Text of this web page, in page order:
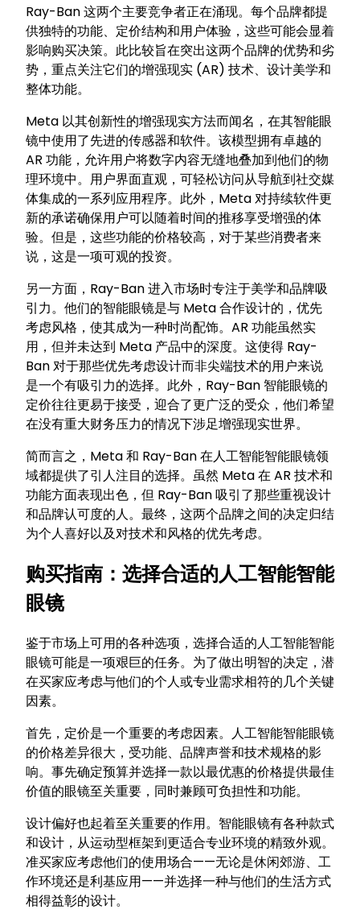
Ray-Ban 这两个主要竞争者正在涌现。每个品牌都提
供独特的功能、定价结构和用户体验，这些可能会显着
影响购买决策。此比较旨在突出这两个品牌的优势和劣
势，重点关注它们的增强现实 (AR) 技术、设计美学和
整体功能。
Meta 以其创新性的增强现实方法而闻名，在其智能眼
镜中使用了先进的传感器和软件。该模型拥有卓越的
AR 功能，允许用户将数字内容无缝地叠加到他们的物
理环境中。用户界面直观，可轻松访问从导航到社交媒
体集成的一系列应用程序。此外，Meta 对持续软件更
新的承诺确保用户可以随着时间的推移享受增强的体
验。但是，这些功能的价格较高，对于某些消费者来
说，这是一项可观的投资。
另一方面，Ray-Ban 进入市场时专注于美学和品牌吸
引力。他们的智能眼镜是与 Meta 合作设计的，优先
考虑风格，使其成为一种时尚配饰。AR 功能虽然实
用，但并未达到 Meta 产品中的深度。这使得 Ray-
Ban 对于那些优先考虑设计而非尖端技术的用户来说
是一个有吸引力的选择。此外，Ray-Ban 智能眼镜的
定价往往更易于接受，迎合了更广泛的受众，他们希望
在没有重大财务压力的情况下涉足增强现实世界。
简而言之，Meta 和 Ray-Ban 在人工智能智能眼镜领
域都提供了引人注目的选择。虽然 Meta 在 AR 技术和
功能方面表现出色，但 Ray-Ban 吸引了那些重视设计
和品牌认可度的人。最终，这两个品牌之间的决定归结
为个人喜好以及对技术和风格的优先考虑。
购买指南：选择合适的人工智能智能
眼镜
鉴于市场上可用的各种选项，选择合适的人工智能智能
眼镜可能是一项艰巨的任务。为了做出明智的决定，潜
在买家应考虑与他们的个人或专业需求相符的几个关键
因素。
首先，定价是一个重要的考虑因素。人工智能智能眼镜
的价格差异很大，受功能、品牌声誉和技术规格的影
响。事先确定预算并选择一款以最优惠的价格提供最佳
价值的眼镜至关重要，同时兼顾可负担性和功能。
设计偏好也起着至关重要的作用。智能眼镜有各种款式
和设计，从运动型框架到更适合专业环境的精致外观。
准买家应考虑他们的使用场合——无论是休闲郊游、工
作环境还是利基应用——并选择一种与他们的生活方式
相得益彰的设计。